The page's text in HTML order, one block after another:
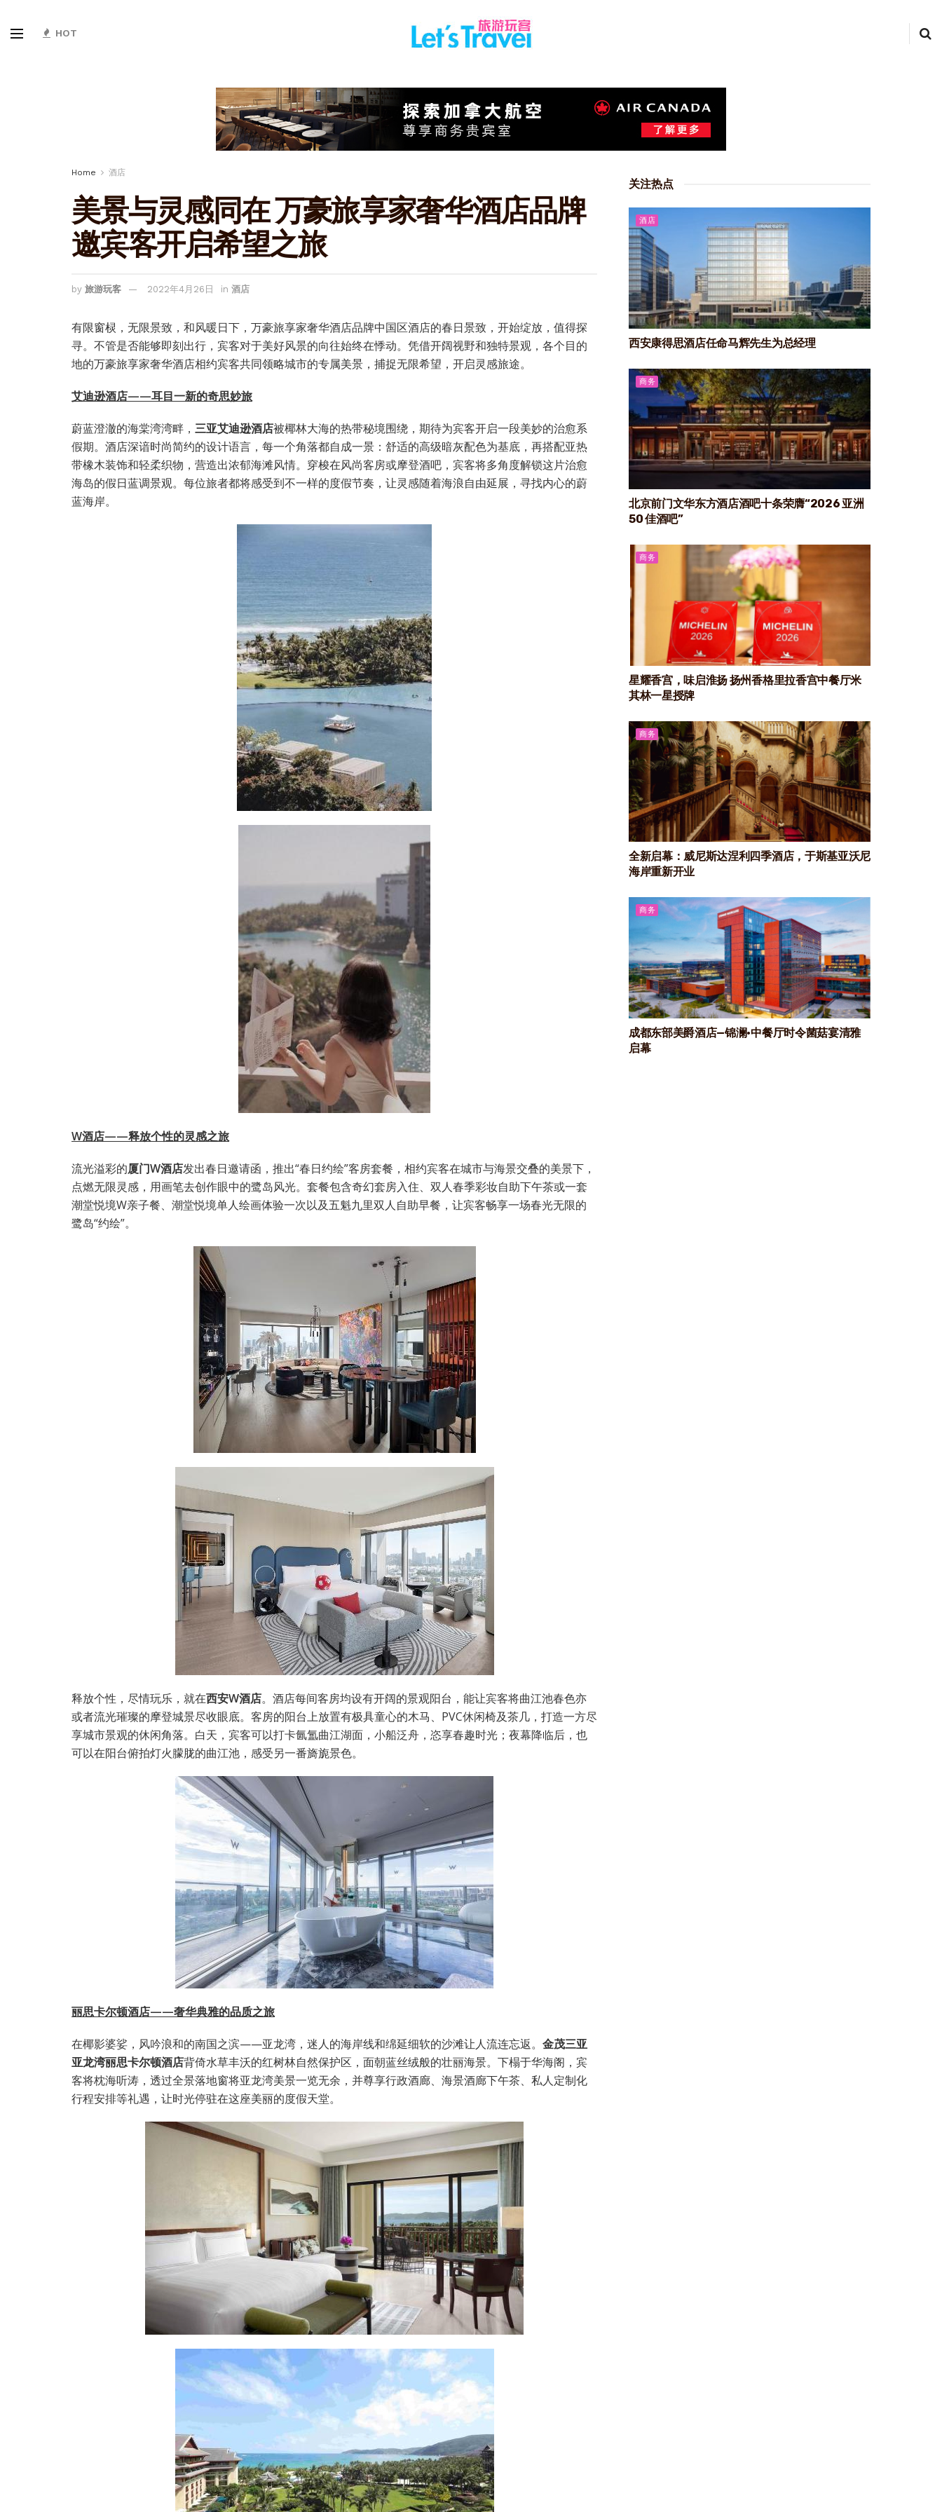
HOT
Home 酒店
美景与灵感同在 万豪旅享家奢华酒店品牌
邀宾客开启希望之旅
by 旅游玩客 2022年4月26日 in 酒店
有限窗棂，无限景致，和风暖日下，万豪旅享家奢华酒店品牌中国区酒店的春日景致，开始绽放，值得探
寻。不管是否能够即刻出行，宾客对于美好风景的向往始终在悸动。凭借开阔视野和独特景观，各个目的
地的万豪旅享家奢华酒店相约宾客共同领略城市的专属美景，捕捉无限希望，开启灵感旅途。
艾迪逊酒店——耳目一新的奇思妙旅
蔚蓝澄澈的海棠湾湾畔， 三亚艾迪逊酒店被椰林大海的热带秘境围绕，期待为宾客开启一段美妙的治愈系
假期。酒店深谙时尚简约的设计语言，每一个角落都自成一景：舒适的高级暗灰配色为基底，再搭配亚热
带橡木装饰和轻柔织物，营造出浓郁海滩风情。穿梭在风尚客房或摩登酒吧，宾客将多角度解锁这片治愈
海岛的假日蓝调景观。每位旅者都将感受到不一样的度假节奏，让灵感随着海浪自由延展，寻找内心的蔚
蓝海岸。
W酒店——释放个性的灵感之旅
流光溢彩的厦门W酒店发出春日邀请函，推出“春日约绘”客房套餐，相约宾客在城市与海景交叠的美景下，
点燃无限灵感，用画笔去创作眼中的鹭岛风光。套餐包含奇幻套房入住、双人春季彩妆自助下午茶或一套
潮堂悦境W亲子餐、潮堂悦境单人绘画体验一次以及五魁九里双人自助早餐，让宾客畅享一场春光无限的
鹭岛“约绘”。
释放个性，尽情玩乐，就在西安W酒店。酒店每间客房均设有开阔的景观阳台，能让宾客将曲江池春色亦
或者流光璀璨的摩登城景尽收眼底。客房的阳台上放置有极具童心的木马、PVC休闲椅及茶几，打造一方尽
享城市景观的休闲角落。白天，宾客可以打卡氤氲曲江湖面，小船泛舟，恣享春趣时光；夜幕降临后，也
可以在阳台俯拍灯火朦胧的曲江池，感受另一番旖旎景色。
丽思卡尔顿酒店——奢华典雅的品质之旅
在椰影婆娑，风吟浪和的南国之滨——亚龙湾，迷人的海岸线和绵延细软的沙滩让人流连忘返。 金茂三亚
亚龙湾丽思卡尔顿酒店背倚水草丰沃的红树林自然保护区，面朝蓝丝绒般的壮丽海景。下榻于华海阁，宾
客将枕海听涛，透过全景落地窗将亚龙湾美景一览无余，并尊享行政酒廊、海景酒廊下午茶、私人定制化
行程安排等礼遇，让时光停驻在这座美丽的度假天堂。
关注热点
酒店
西安康得思酒店任命马辉先生为总经理
商务
北京前门文华东方酒店酒吧十条荣膺“2026 亚洲
50 佳酒吧”
商务
星耀香宫，味启淮扬 扬州香格里拉香宫中餐厅米
其林一星授牌
商务
全新启幕：威尼斯达涅利四季酒店，于斯基亚沃尼
海岸重新开业
商务
成都东部美爵酒店—锦澜·中餐厅时令菌菇宴清雅
启幕